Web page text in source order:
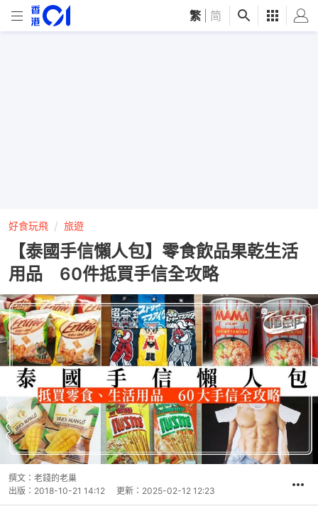
繁 简
好食玩飛 旅遊
【泰國手信懶人包】零食飲品果乾生活
用品 60件抵買手信全攻略
撰文： 老錢的老巢
出版： 2018-10-21 14:12 更新： 2025-02-12 12:23